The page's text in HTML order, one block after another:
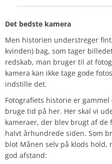
Det bedste kamera
Men historien understreger
kvinden) bag, som tager
redskab, man bruger til at
kamera kan ikke tage gode
indstille det.
Fotografiets historie er
bruge tid på her. Her skal vi
kameraer, der blev brugt af
halvt århundrede siden. Som
blot Månen selv på klods hold,
god afstand: